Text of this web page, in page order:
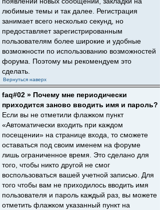
любимые темы и так далее. Регистрация
занимает всего несколько секунд, но
предоставляет зарегистрированным
пользователям более широкие и удобные
возможности по использованию возможностей
форума. Поэтому мы рекомендуем это
сделать.
Вернуться наверх
faq#02 » Почему мне периодически
приходится заново вводить имя и пароль?
Если вы не отметили флажком пункт
«Автоматически входить при каждом
посещении» на странице входа, то сможете
оставаться под своим именем на форуме
лишь ограниченное время. Это сделано для
того, чтобы никто другой не смог
воспользоваться вашей учетной записью. Для
того чтобы вам не приходилось вводить имя
пользователя и пароль каждый раз, вы можете
отметить флажком указанный пункт на